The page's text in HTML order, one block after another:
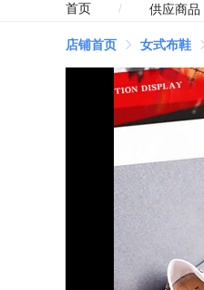
首页 / 供应商品
店铺首页 女式布鞋